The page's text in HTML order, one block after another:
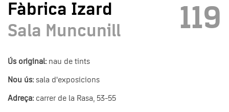
119
Fàbrica Izard
Sala Muncunill
Ús original: nau de tints
Nou ús: sala d'exposicions
Adreça: carrer de la Rasa, 53-55